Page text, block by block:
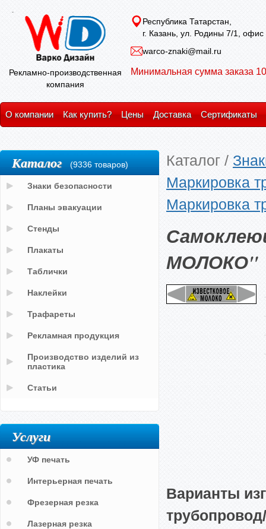
Рекламно-производственная
компания
Республика Татарстан,
г. Казань, ул. Родины 7/1, офис
warco-znaki@mail.ru
Минимальная сумма заказа
О компании Как купить? Цены Доставка Сертификаты
Каталог /
Маркировка
Маркировка
МОЛОКО"
Варианты
Каталог (9336 товаров)
Знаки безопасности
Планы эвакуации
Стенды
Плакаты
Таблички
Наклейки
Трафареты
Рекламная продукция
Производство изделий из
пластика
Статьи
Услуги
УФ печать
Интерьерная печать
Фрезерная резка
Лазерная резка